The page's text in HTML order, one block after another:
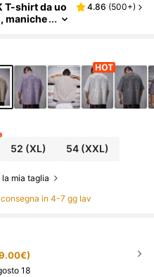
T-shirt da uo
maniche
4.86 (500+)
52 (XL) 54 (XXL)
mia taglia
consegna in 4-7 gg lav
18